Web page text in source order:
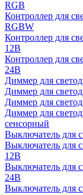
RGB
Контроллер для
RGBW
Контроллер для
12В
Контроллер для
24В
Диммер для
Диммер для
Диммер для
Диммер для
сенсорный
Выключатель для
Выключатель для
12В
Выключатель для
24В
Выключатель для